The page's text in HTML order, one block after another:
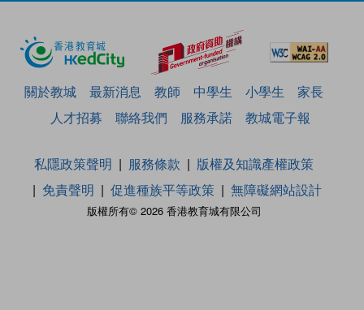
關於教城 最新消息 教師 中學生 小學生
家長
人才招募
聯絡我們 服務承諾 教城電子報
版權所有© 2026 香港教育城有限公司
私隱政策聲明 服務條款
版權及知識產權政策
免責聲明
促進種族平等政策 無障礙網站設計